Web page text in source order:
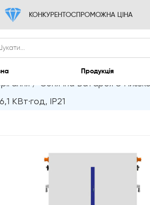
Головна
/ Сонячна Батарея З
КВт·год, IP21